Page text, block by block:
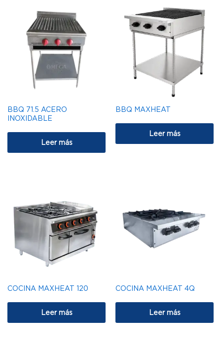
BBQ 71.5 ACERO
INOXIDABLE
Leer más
BBQ MAXHEAT
Leer más
COCINA MAXHEAT 120
Leer más
COCINA MAXHEAT 4Q
Leer más